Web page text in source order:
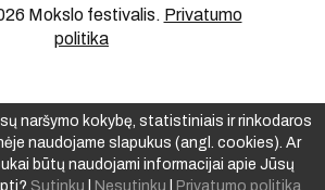
Mokslo festivalis. Privatumo
politika
naršymo kokybę, statistiniais ir rinkodaros
naudojame slapukus (angl. cookies). Ar
būtų naudojami informacijai apie Jūsų
Sutinku Nesutinku Privatumo politika